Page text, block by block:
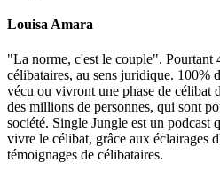
Louisa Amara
"La norme, c'est le couple". Pourtant
célibataires, au sens juridique. 100%
vécu ou vivront une phase de célibat
des millions de personnes, qui sont
société. Single Jungle est un podcast
vivre le célibat, grâce aux éclairages
témoignages de célibataires.